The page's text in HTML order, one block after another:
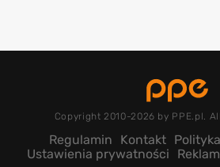
Copyright 2010-2026 by PPE.pl.
Regulamin Kontakt
Ustawienia prywatności